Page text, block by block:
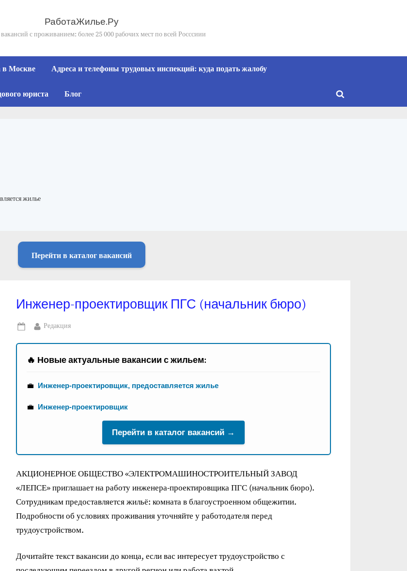
РаботаЖилье.Ру
с проживанием: более 25 000 рабочих мест по всей Росссиии
в Москве Адреса и телефоны трудовых инспекций: куда подать жалобу
юриста Блог
Toggle
жилье
Перейти в каталог вакансий
Инженер-проектировщик ПГС (начальник бюро)
Posted
on
By
Редакция
🔥 Новые актуальные вакансии с жильем:
💼 Инженер-проектировщик, предоставляется жилье
💼 Инженер-проектировщик
Перейти в каталог вакансий →
АКЦИОНЕРНОЕ ОБЩЕСТВО «ЭЛЕКТРОМАШИНОСТРОИТЕЛЬНЫЙ ЗАВОД
«ЛЕПСЕ» приглашает на работу инженера-проектировщика ПГС (начальник бюро).
Сотрудникам предоставляется жильё: комната в благоустроенном общежитии.
Подробности об условиях проживания уточняйте у работодателя перед
трудоустройством.
Дочитайте текст вакансии до конца, если вас интересует трудоустройство с